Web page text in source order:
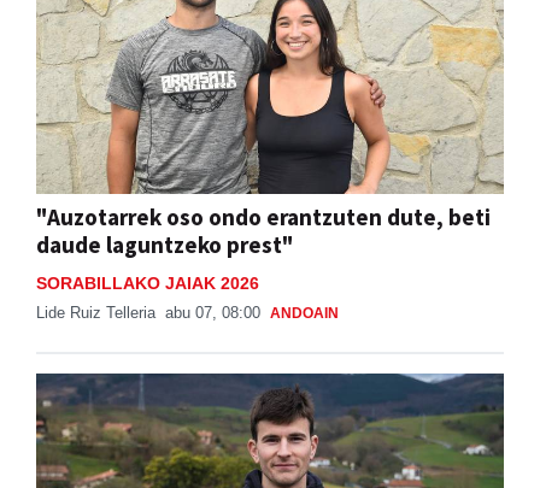
"Auzotarrek oso ondo erantzuten dute, beti
daude laguntzeko prest"
SORABILLAKO JAIAK 2026
Lide Ruiz Telleria abu 07, 08:00 ANDOAIN